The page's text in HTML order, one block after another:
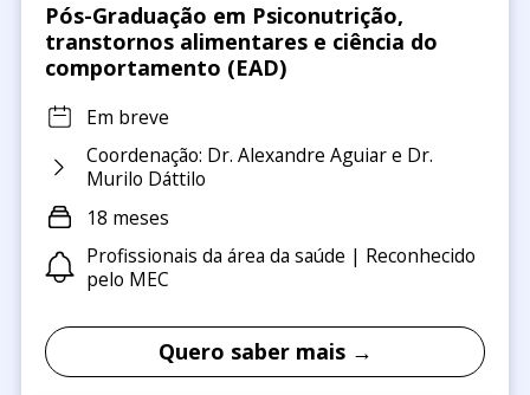
Pós-Graduação em Psiconutrição,
transtornos alimentares e ciência do
comportamento (EAD)
Em breve
Coordenação: Dr. Alexandre Aguiar e Dr.
Murilo Dáttilo
18 meses
Profissionais da área da saúde | Reconhecido
pelo MEC
Quero saber mais →